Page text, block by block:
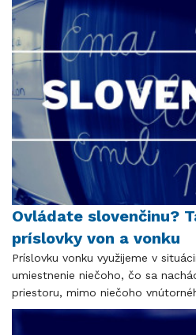
Ovládate slovenčinu?
príslovky von a vonku
​​​​​​​Príslovku vonku využijeme v
umiestnenie niečoho, čo sa
priestoru, mimo niečoho